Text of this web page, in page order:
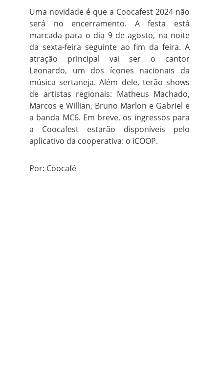
Uma novidade é que a Coocafest 2024 não
será no encerramento. A festa está
marcada para o dia 9 de agosto, na noite
da sexta-feira seguinte ao fim da feira. A
atração principal vai ser o cantor
Leonardo, um dos ícones nacionais da
música sertaneja. Além dele, terão shows
de artistas regionais: Matheus Machado,
Marcos e Willian, Bruno Marlon e Gabriel e
a banda MC6. Em breve, os ingressos para
a Coocafest estarão disponíveis pelo
aplicativo da cooperativa: o iCOOP.
Por: Coocafé